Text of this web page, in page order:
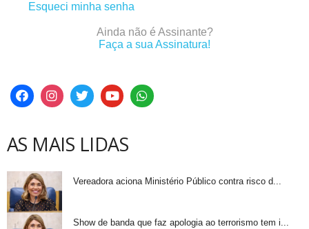
Esqueci minha senha
Ainda não é Assinante?
Faça a sua Assinatura!
AS MAIS LIDAS
Vereadora aciona Ministério Público contra risco d...
Show de banda que faz apologia ao terrorismo tem i...